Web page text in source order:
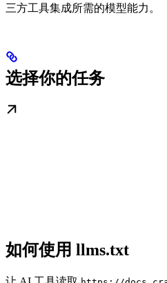
三方工具集成所需的模型能力。
选择你的任务
如何使用 llms.txt